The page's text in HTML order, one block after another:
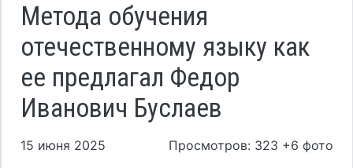
Метода обучения
отечественному языку как
ее предлагал Федор
Иванович Буслаев
15 июня 2025
Просмотров: 323 +6 фото